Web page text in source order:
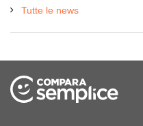
Tutte le news